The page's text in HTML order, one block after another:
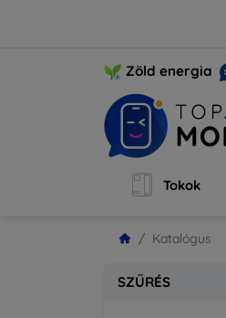
Zöld energia
Tokok
Katalógus
SZŰRÉS